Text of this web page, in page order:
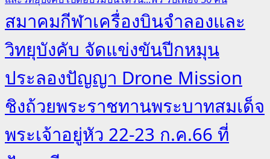
สมาคมกีฬาเครื่องบินจำลองและ
วิทยุบังคับ จัดแข่งขันปีกหมุน
ประลองปัญญา Drone Mission
ชิงถ้วยพระราชทานพระบาทสมเด็จ
พระเจ้าอยู่หัว 22-23 ก.ค.66 ที่